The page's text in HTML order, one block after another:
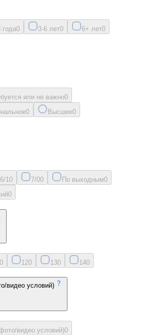
года0 3-6 лет0 6+ лет0
или не важно0
0 Высшее0
6/10 7/00 По выходным0
0
0 120 130 140
видео условий)
видео условий)0